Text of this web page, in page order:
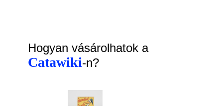
Hogyan vásárolhatok a
Catawiki-n?